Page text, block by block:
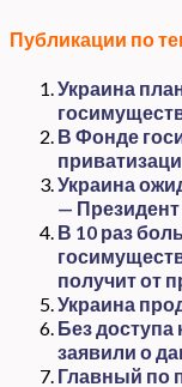
Публикации по
Украина
В Фонде
Украина
— Президент
В 10 раз
получит от
Украина
Без доступа
заявили о
Главный по